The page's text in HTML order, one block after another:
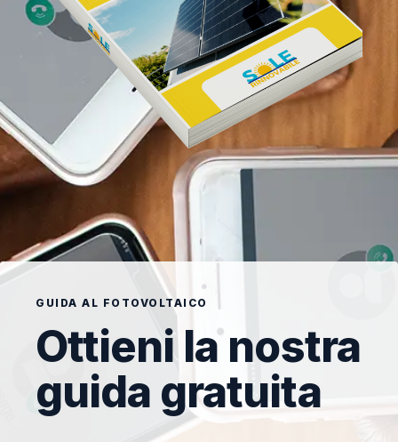
GUIDA AL FOTOVOLTAICO
Ottieni la nostra
guida gratuita